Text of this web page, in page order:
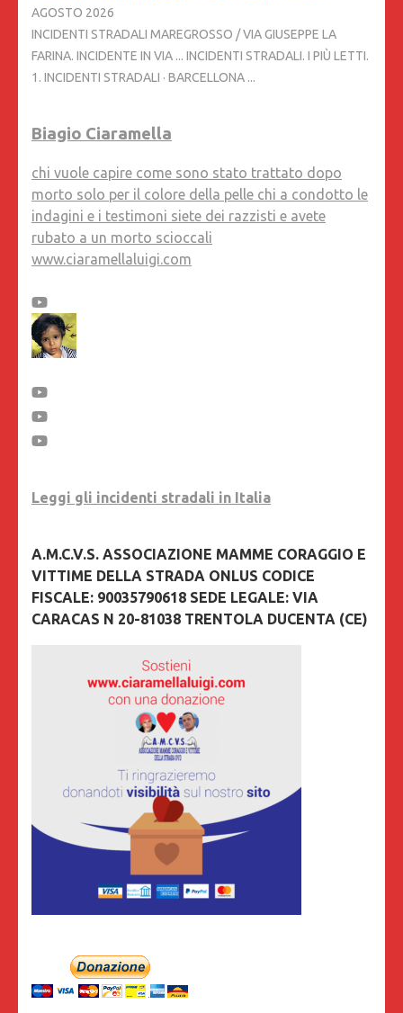
AGOSTO 2026
INCIDENTI STRADALI MAREGROSSO / VIA GIUSEPPE LA
FARINA. INCIDENTE IN VIA ... INCIDENTI STRADALI. I PIÙ LETTI.
1. INCIDENTI STRADALI · BARCELLONA ...
Biagio Ciaramella
chi vuole capire come sono stato trattato dopo
morto solo per il colore della pelle chi a condotto le
indagini e i testimoni siete dei razzisti e avete
rubato a un morto scioccali
www.ciaramellaluigi.com
Leggi gli incidenti stradali in Italia
A.M.C.V.S. ASSOCIAZIONE MAMME CORAGGIO E
VITTIME DELLA STRADA ONLUS CODICE
FISCALE: 90035790618 SEDE LEGALE: VIA
CARACAS N 20-81038 TRENTOLA DUCENTA (CE)